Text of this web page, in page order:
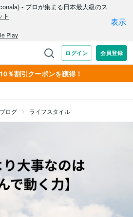
％割引クーポンを獲得！
ブログ ライフスタイル